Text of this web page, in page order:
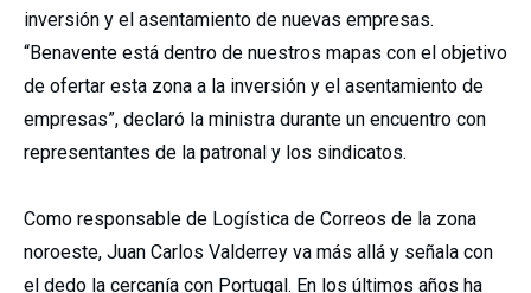
inversión y el asentamiento de nuevas empresas.
“Benavente está dentro de nuestros mapas con el objetivo
de ofertar esta zona a la inversión y el asentamiento de
empresas”, declaró la ministra durante un encuentro con
representantes de la patronal y los sindicatos.
Como responsable de Logística de Correos de la zona
noroeste, Juan Carlos Valderrey va más allá y señala con
el dedo la cercanía con Portugal. En los últimos años ha